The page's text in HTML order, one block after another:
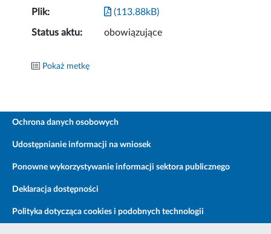
Plik: (113.88kB)
Status aktu: obowiązujące
Pokaż metkę
Ochrona danych osobowych
Udostępnianie informacji na wniosek
Ponowne wykorzystywanie informacji sektora publicznego
Deklaracja dostępności
Polityka dotycząca cookies i podobnych technologii